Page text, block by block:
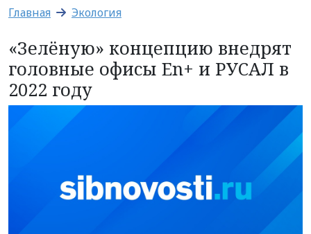
Главная Экология
«Зелёную» концепцию внедрят
головные офисы En+ и РУСАЛ в
2022 году